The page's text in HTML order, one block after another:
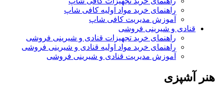
راهنمای خرید مواد اولیه کافی‌ شاپ‌
آموزش مدیریت کافی شاپ
قنادی و شیرینی فروشی
راهنمای خرید تجهیزات قنادی و شیرینی فروشی
راهنمای خرید مواد اولیه قنادی و شیرینی فروشی
آموزش مدیریت قنادی و شیرینی فروشی
هنر آشپزی